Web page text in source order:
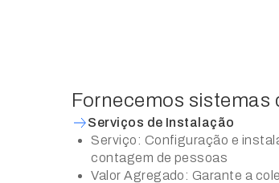
Fornecemos sistemas
Serviços de Instalação
Serviço: Configuração e
contagem de pessoas
Valor Agregado: Garante a